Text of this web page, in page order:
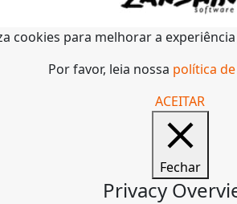
cookies para melhorar a
Por favor, leia nossa política
ACEITAR
Fechar
Privacy